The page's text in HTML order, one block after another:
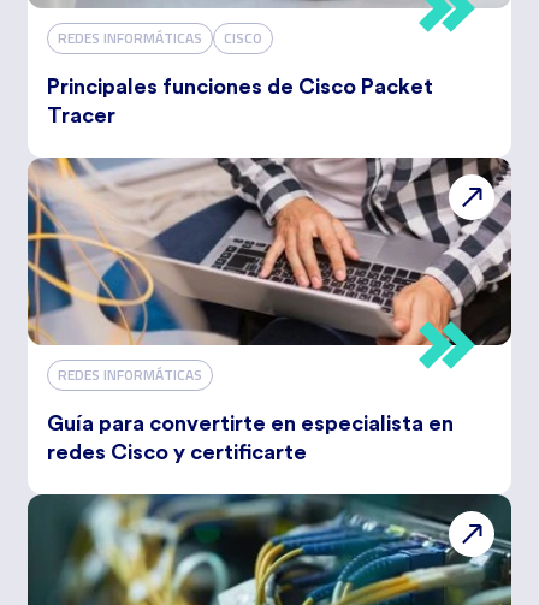
REDES INFORMÁTICAS CISCO
Principales funciones de Cisco Packet
Tracer
REDES INFORMÁTICAS
Guía para convertirte en especialista en
redes Cisco y certificarte